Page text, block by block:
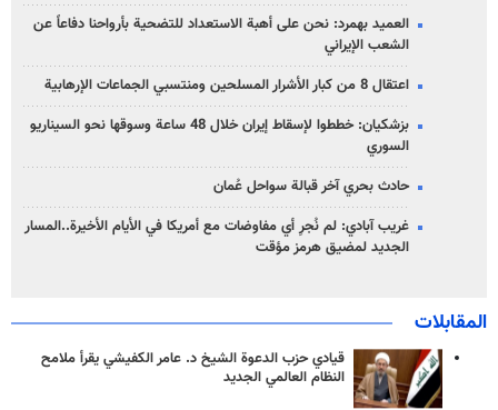
العميد بهمرد: نحن على أهبة الاستعداد للتضحية بأرواحنا دفاعاً عن
الشعب الإيراني
اعتقال 8 من كبار الأشرار المسلحين ومنتسبي الجماعات الإرهابية
بزشكيان: خططوا لإسقاط إيران خلال 48 ساعة وسوقها نحو السيناريو
السوري
حادث بحري آخر قبالة سواحل عُمان
غريب آبادي: لم نُجرِ أي مفاوضات مع أمريكا في الأيام الأخيرة..المسار
الجديد لمضيق هرمز مؤقت
المقابلات
قيادي حزب الدعوة الشيخ د. عامر الكفيشي يقرأ ملامح
النظام العالمي الجديد